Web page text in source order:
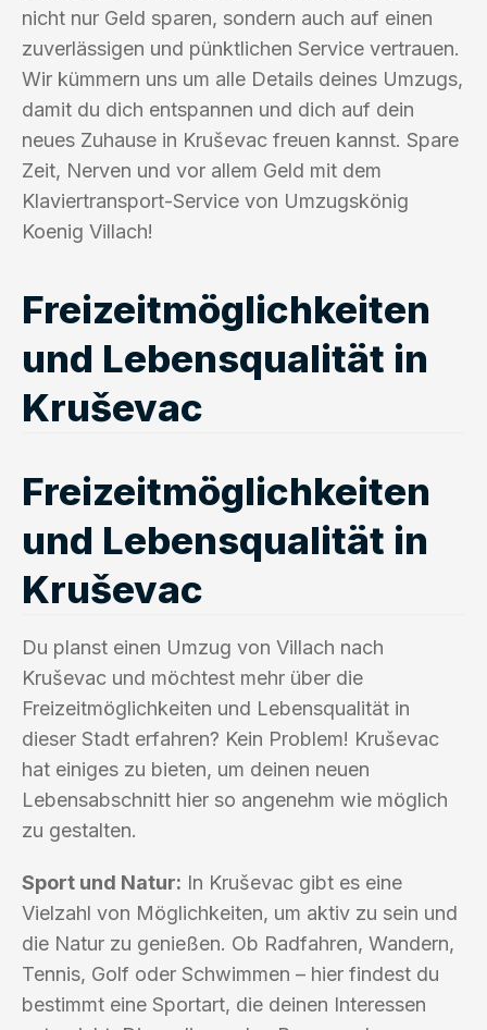
nicht nur Geld sparen, sondern auch auf einen
zuverlässigen und pünktlichen Service vertrauen.
Wir kümmern uns um alle Details deines Umzugs,
damit du dich entspannen und dich auf dein
neues Zuhause in Kruševac freuen kannst. Spare
Zeit, Nerven und vor allem Geld mit dem
Klaviertransport-Service von Umzugskönig
Koenig Villach!
Freizeitmöglichkeiten
und Lebensqualität in
Kruševac
Freizeitmöglichkeiten
und Lebensqualität in
Kruševac
Du planst einen Umzug von Villach nach
Kruševac und möchtest mehr über die
Freizeitmöglichkeiten und Lebensqualität in
dieser Stadt erfahren? Kein Problem! Kruševac
hat einiges zu bieten, um deinen neuen
Lebensabschnitt hier so angenehm wie möglich
zu gestalten.
Sport und Natur: In Kruševac gibt es eine
Vielzahl von Möglichkeiten, um aktiv zu sein und
die Natur zu genießen. Ob Radfahren, Wandern,
Tennis, Golf oder Schwimmen – hier findest du
bestimmt eine Sportart, die deinen Interessen